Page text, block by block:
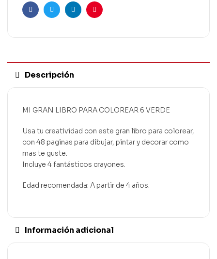
FacebookTwitterLinkedinPinterest
Descripción
MI GRAN LIBRO PARA COLOREAR 6 VERDE
Usa tu creatividad con este gran libro para colorear,
con 48 paginas para dibujar, pintar y decorar como
mas te guste.
Incluye 4 fantásticos crayones.
Edad recomendada: A partir de 4 años.
Información adicional